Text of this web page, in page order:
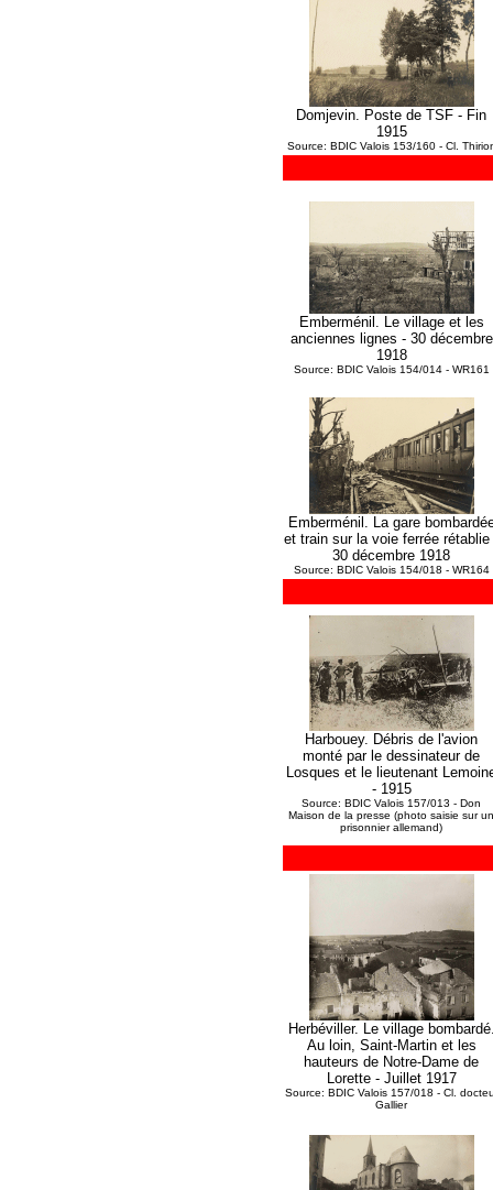
Domjevin. Poste de TSF - Fin
1915
Source: BDIC Valois 153/160 - Cl.
Emberménil. Le village et les
anciennes lignes - 30 décembre
1918
Source: BDIC Valois 154/014 - WR161
Emberménil. La gare
et train sur la voie ferrée rétablie
30 décembre 1918
Source: BDIC Valois 154/018 - WR164
Harbouey. Débris de l'avion
monté par le dessinateur de
Losques et le lieutenant
- 1915
Source: BDIC Valois 157/013 - Don
Maison de la presse (photo saisie sur un
prisonnier allemand)
Herbéviller. Le village
Au loin, Saint-Martin et les
hauteurs de Notre-Dame de
Lorette - Juillet 1917
Source: BDIC Valois 157/018 - Cl.
Gallier